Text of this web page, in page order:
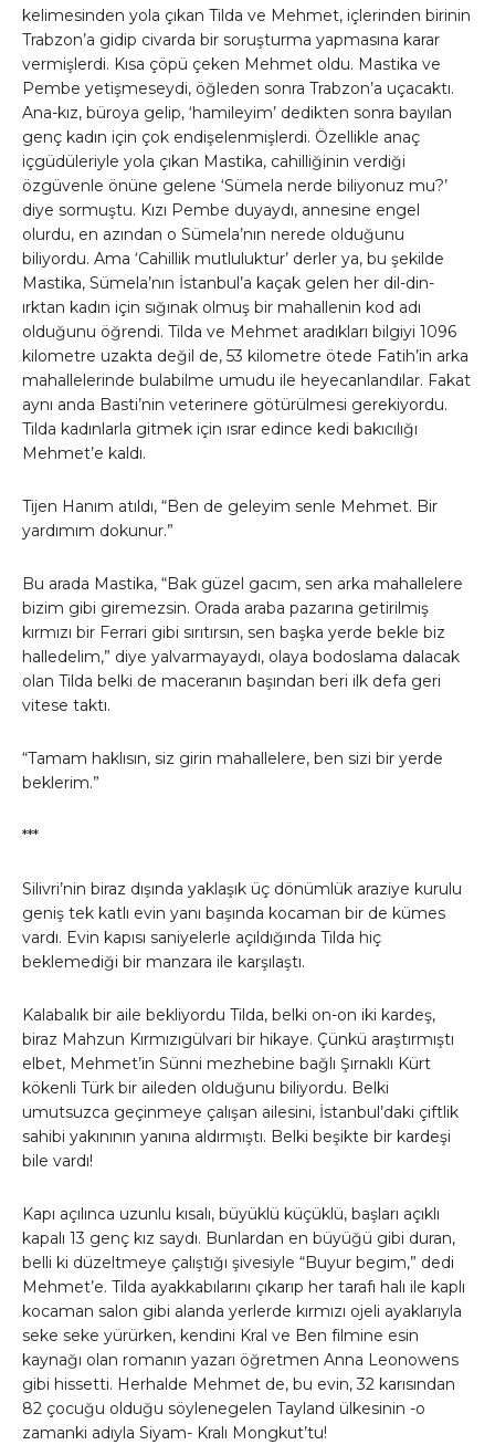
kelimesinden yola çıkan Tilda ve Mehmet, içlerinden birinin
Trabzon’a gidip civarda bir soruşturma yapmasına karar
vermişlerdi. Kısa çöpü çeken Mehmet oldu. Mastika ve
Pembe yetişmeseydi, öğleden sonra Trabzon’a uçacaktı.
Ana-kız, büroya gelip, ‘hamileyim’ dedikten sonra bayılan
genç kadın için çok endişelenmişlerdi. Özellikle anaç
içgüdüleriyle yola çıkan Mastika, cahilliğinin verdiği
özgüvenle önüne gelene ‘Sümela nerde biliyonuz mu?’
diye sormuştu. Kızı Pembe duyaydı, annesine engel
olurdu, en azından o Sümela’nın nerede olduğunu
biliyordu. Ama ‘Cahillik mutluluktur’ derler ya, bu şekilde
Mastika, Sümela’nın İstanbul’a kaçak gelen her dil-din-
ırktan kadın için sığınak olmuş bir mahallenin kod adı
olduğunu öğrendi. Tilda ve Mehmet aradıkları bilgiyi 1096
kilometre uzakta değil de, 53 kilometre ötede Fatih’in arka
mahallelerinde bulabilme umudu ile heyecanlandılar. Fakat
aynı anda Basti’nin veterinere götürülmesi gerekiyordu.
Tilda kadınlarla gitmek için ısrar edince kedi bakıcılığı
Mehmet’e kaldı.
Tijen Hanım atıldı, “Ben de geleyim senle Mehmet. Bir
yardımım dokunur.”
Bu arada Mastika, “Bak güzel gacım, sen arka mahallelere
bizim gibi giremezsin. Orada araba pazarına getirilmiş
kırmızı bir Ferrari gibi sırıtırsın, sen başka yerde bekle biz
halledelim,” diye yalvarmayaydı, olaya bodoslama dalacak
olan Tilda belki de maceranın başından beri ilk defa geri
vitese taktı.
“Tamam haklısın, siz girin mahallelere, ben sizi bir yerde
beklerim.”
***
Silivri’nin biraz dışında yaklaşık üç dönümlük araziye kurulu
geniş tek katlı evin yanı başında kocaman bir de kümes
vardı. Evin kapısı saniyelerle açıldığında Tilda hiç
beklemediği bir manzara ile karşılaştı.
Kalabalık bir aile bekliyordu Tilda, belki on-on iki kardeş,
biraz Mahzun Kırmızıgülvari bir hikaye. Çünkü araştırmıştı
elbet, Mehmet’in Sünni mezhebine bağlı Şırnaklı Kürt
kökenli Türk bir aileden olduğunu biliyordu. Belki
umutsuzca geçinmeye çalışan ailesini, İstanbul’daki çiftlik
sahibi yakınının yanına aldırmıştı. Belki beşikte bir kardeşi
bile vardı!
Kapı açılınca uzunlu kısalı, büyüklü küçüklü, başları açıklı
kapalı 13 genç kız saydı. Bunlardan en büyüğü gibi duran,
belli ki düzeltmeye çalıştığı şivesiyle “Buyur begim,” dedi
Mehmet’e. Tilda ayakkabılarını çıkarıp her tarafı halı ile kaplı
kocaman salon gibi alanda yerlerde kırmızı ojeli ayaklarıyla
seke seke yürürken, kendini Kral ve Ben filmine esin
kaynağı olan romanın yazarı öğretmen Anna Leonowens
gibi hissetti. Herhalde Mehmet de, bu evin, 32 karısından
82 çocuğu olduğu söylenegelen Tayland ülkesinin -o
zamanki adıyla Siyam- Kralı Mongkut’tu!